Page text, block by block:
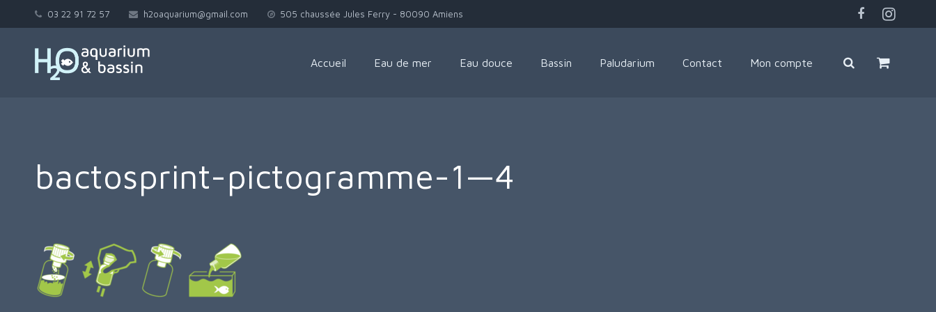
03 22 91 72 57 h2oaquarium@gmail.com 505 chaussée Jules Ferry - 80090 Amiens
Accueil Eau de mer Eau douce Bassin Paludarium Contact Mon compte
bactosprint-pictogramme-1—4